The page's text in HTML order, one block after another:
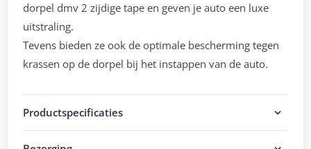
dorpel dmv 2 zijdige tape en geven je auto een luxe
uitstraling.
Tevens bieden ze ook de optimale bescherming tegen
krassen op de dorpel bij het instappen van de auto.
Productspecificaties